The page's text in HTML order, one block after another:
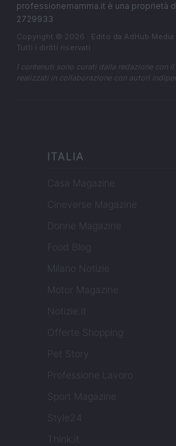
professionemamma.it è una proprietà
2729933
Copyright © 2026 · Edito da AdHub
Tutti i diritti riservati
I contenuti sono curati dalla redazione con
realizzati in collaborazione con autori
ITALIA
Casa Magazine
Cineverse Magazine
Donne Magazine
Food Blog
Milano Notizie
Motor Magazine
Notizie.it
Offerte Shopping
Pet Story
Professione Lavoro
Sport Magazine
Style24
Think.it